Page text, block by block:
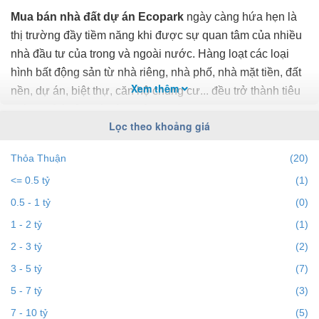
Mua bán nhà đất dự án Ecopark ngày càng hứa hẹn là
thị trường đầy tiềm năng khi được sự quan tâm của nhiều
nhà đầu tư của trong và ngoài nước. Hàng loạt các loại
hình bất động sản từ nhà riêng, nhà phố, nhà mặt tiền, đất
nền, dự án, biệt thự, căn hộ chung cư... đều trở thành tiêu
Ecoparkchính xác nhất, mới nhất hãy truy cập vào
bds68.com.vn để theo dõi
Ecopark
tháng 8/2026. Với bds68.com.vn bạn dễ dành lọc
theo địa điểm, giá, diện tích, dự án, đường phố, số phòng
bạn dễ dàng tìm ra chính chủ của BĐS.
Việcmua bán nhà đất dự án Ecopark
Xem thêm
Lọc theo khoảng giá
Thỏa Thuận
(20)
<= 0.5 tỷ
(1)
0.5 - 1 tỷ
(0)
1 - 2 tỷ
(1)
2 - 3 tỷ
(2)
3 - 5 tỷ
(7)
5 - 7 tỷ
(3)
7 - 10 tỷ
(5)